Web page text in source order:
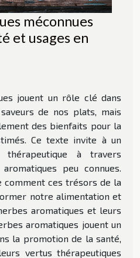
méconnues
et usages en
jouent un rôle clé dans
de nos plats, mais
des bienfaits pour la
Ce texte invite à un
à travers
peu connues.
comment ces trésors de la
notre alimentation et
aromatiques et leurs
aromatiques jouent un
la promotion de la santé,
vertus thérapeutiques